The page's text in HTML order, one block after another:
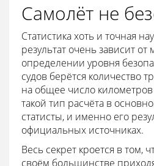
Самолёт не
Статистика хоть и точная
результат очень зависит
определении уровня
судов берётся количество
на общее число
такой тип расчёта в
статисты, и именно его
официальных источниках.
Весь секрет кроется в том,
своём большинстве